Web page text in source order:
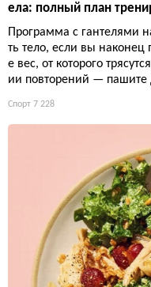
ела: полный план
Программа с гантелями
ть тело, если вы наконец
е вес, от которого
ии повторений — пашите
Спорт 7 228